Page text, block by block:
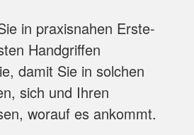
in praxisnahen Erste-
Handgriffen
damit Sie in solchen
sich und Ihren
worauf es ankommt.